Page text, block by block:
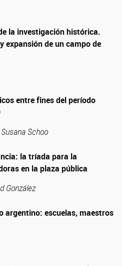
la investigación histórica.
expansión de un campo de
entre fines del período
Schoo
la tríada para la
en la plaza pública
González
argentino: escuelas, maestros